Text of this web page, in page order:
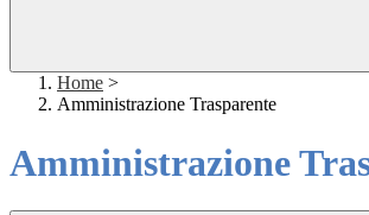
Home >
Amministrazione Trasparente
Amministrazione